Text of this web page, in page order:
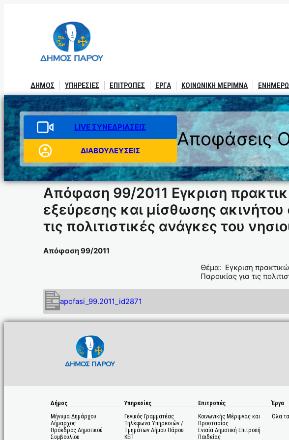
ΔΗΜΟΣ ΥΠΗΡΕΣΙΕΣ ΕΠΙΤΡΟΠΕΣ ΕΡΓΑ ΚΟΙΝΩΝΙΚΗ ΜΕΡΙΜΝΑ
LIVE ΣΥΝΕΔΡΙΑΣΕΙΣ
ΔΙΑΒΟΥΛΕΥΣΕΙΣ
Αποφάσεις
Απόφαση 99/2011 Εγκριση
εξεύρεσης και μίσθωσης ακινήτου
τις πολιτιστικές ανάγκες του
Απόφαση 99/2011
Θέμα: Εγκριση
Παροικίας για τις
apofasi_99.2011_id2871
Δήμος
Μήνυμα Δημάρχου
Δήμαρχος
Πρόεδρος Δημοτικού
Συμβουλίου
Υπηρεσίες
Γενικός Γραμματέας
Τηλέφωνα Υπηρεσιών /
Τμημάτων Δήμου Πάρου
ΚΕΠ
Επιτροπές
Κοινωνικής Μέριμνας και
Προστασίας
Ενιαία Δημοτική Επιτροπή
Παιδείας
Έργα
Όλα